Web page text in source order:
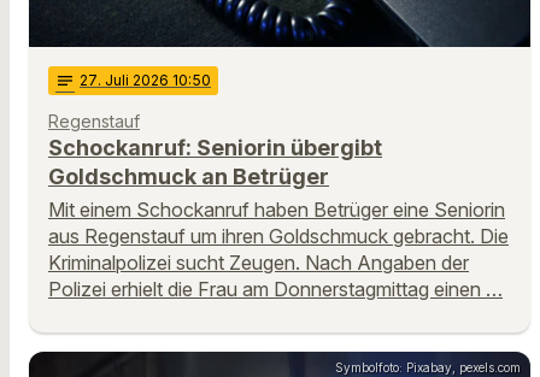
notes 27. Juli 2026 10:50
Regenstauf
Schockanruf: Seniorin übergibt
Goldschmuck an Betrüger
Mit einem Schockanruf haben Betrüger eine Seniorin
aus Regenstauf um ihren Goldschmuck gebracht. Die
Kriminalpolizei sucht Zeugen. Nach Angaben der
Polizei erhielt die Frau am Donnerstagmittag einen …
Symbolfoto: Pixabay, pexels.com